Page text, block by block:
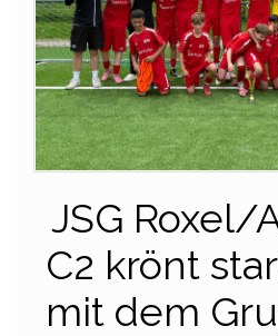
JSG Roxel/
C2 krönt
mit dem